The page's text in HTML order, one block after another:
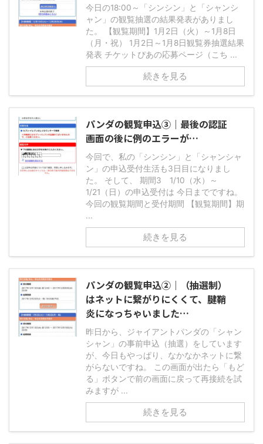
今日の18:00～「シンシン」と「シャンシ
ャン」の観覧抽選の結果発表がありまし
た。 【観覧期間】1月2日（火）～1月8日
（月・祝） 1月2日～1月8日観覧券抽選結果
発表 チケットぴあの応募ページ（こち ...
続きを見る
パンダの観覧申込③｜最後の認証
画面の後に例のエラーが…
今回で、私の「シンシン」と「シャンシャ
ン」の申込受付生活も3日目になりまし
た。 そして、 期間3 1/10（水）～
1/21（日）の申込受付は 今日までですね。
今回の観覧期間と受付期間 【観覧期間】期
...
続きを見る
パンダの観覧申込②｜（抽選制）
はネットに繋がりにくくて、腱鞘
炎になっちゃいました…
昨日から、ジャイアントパンダの「シャン
シャン」の事前申込（抽選）をしています
が、今日もやっぱり、なかなかネットに繋
がらないですね。 この画面が出たら「もど
る」ボタンで前の画面に戻って再接続を試
みますが ...
続きを見る